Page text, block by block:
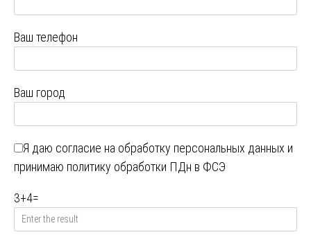
Ваш телефон
Ваш город
Я даю согласие на обработку персональных данных и
принимаю политику обработки ПДн в ФСЭ
3+4=